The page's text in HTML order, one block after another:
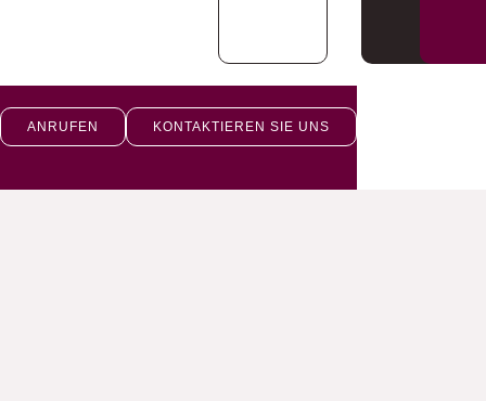
ANRUFEN KONTAKTIEREN SIE UNS